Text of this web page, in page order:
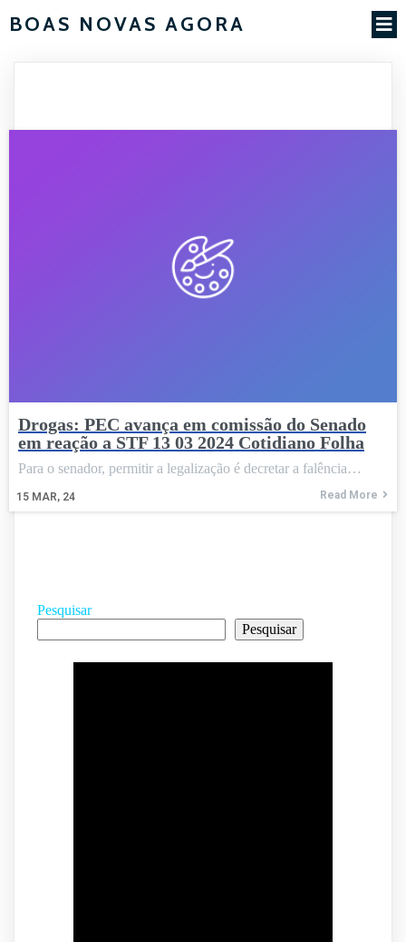
BOAS NOVAS AGORA
Drogas: PEC avança em comissão do Senado
em reação a STF 13 03 2024 Cotidiano Folha
15 MAR, 24
Para o senador, permitir a legalização é decretar a falência…
Read More
Pesquisar
Pesquisar